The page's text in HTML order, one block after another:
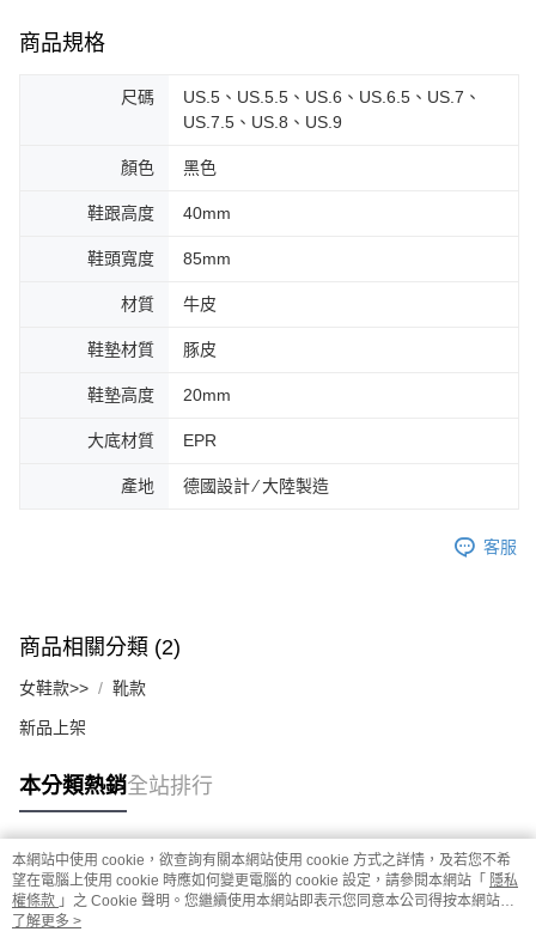
商品規格
尺碼
US.5、US.5.5、US.6、US.6.5、US.7、
US.7.5、US.8、US.9
顏色 黑色
鞋跟高度 40mm
鞋頭寬度 85mm
材質 牛皮
鞋墊材質 豚皮
鞋墊高度 20mm
大底材質 EPR
產地 德國設計 ∕ 大陸製造
客服
商品相關分類 (2)
女鞋款>> 靴款
新品上架
本分類熱銷全站排行
熱門標籤
本網站中使用 cookie，欲查詢有關本網站使用 cookie 方式之詳情，及若您不希
望在電腦上使用 cookie 時應如何變更電腦的 cookie 設定，請參閱本網站「 隱私
權條款 」之 Cookie 聲明。您繼續使用本網站即表示您同意本公司得按本網站使
用條款之 Cookie 聲明使用 cookie。
了解更多 >